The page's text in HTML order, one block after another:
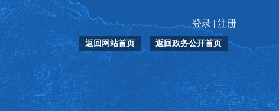
登录 | 注册
返回政务公开首页
返回网站首页